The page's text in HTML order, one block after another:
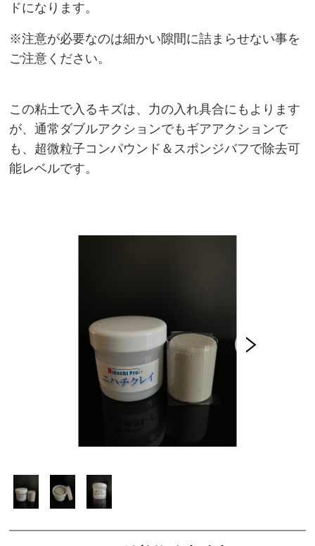
ガラス撥水剤 / ガラス研磨剤
内装コーティング
マイクロヴァージンクロス
鉄粉除去ネンド関連
コンパウンド関連
MFスポンジ＆手がけバフ・他
ドになります。
※注意が必要なのは細かい隙間に詰まらせない事を
ご注意ください。
この粘土で入るキズは、力の入れ具合にもよります
が、通常ダブルアクションでもギアアクションで
も、超微粒子コンパウンド＆スポンジバフで除去可
能レベルです。